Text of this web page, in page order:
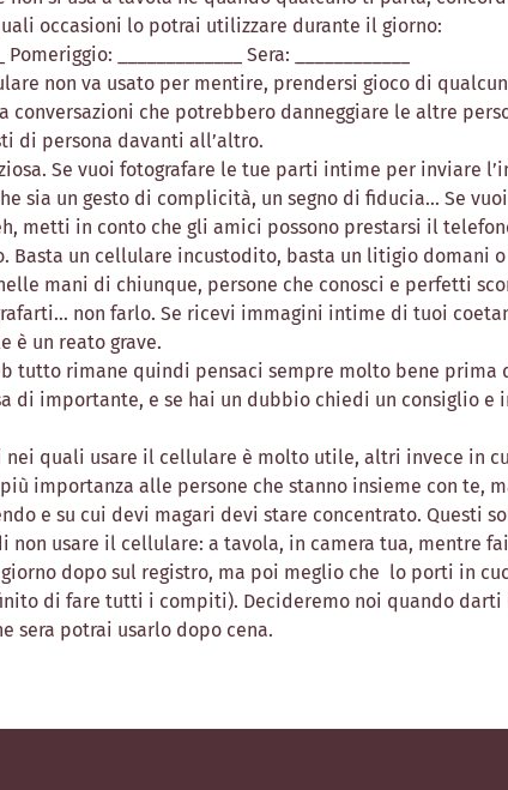
occasioni lo potrai utilizzare durante il giorno:
_____________ Sera: ____________
non va usato per mentire, prendersi gioco di
conversazioni che potrebbero danneggiare le altre
di persona davanti all’altro.
Se vuoi fotografare le tue parti intime per inviare
sia un gesto di complicità, un segno di fiducia… Se
metti in conto che gli amici possono prestarsi il
Basta un cellulare incustodito, basta un litigio domani
mani di chiunque, persone che conosci e perfetti
non farlo. Se ricevi immagini intime di tuoi
è un reato grave.
tutto rimane quindi pensaci sempre molto bene prima
di importante, e se hai un dubbio chiedi un consiglio e
nei quali usare il cellulare è molto utile, altri invece in
importanza alle persone che stanno insieme con te,
e su cui devi magari devi stare concentrato. Questi
non usare il cellulare: a tavola, in camera tua, mentre
dopo sul registro, ma poi meglio che lo porti in
di fare tutti i compiti). Decideremo noi quando
sera potrai usarlo dopo cena.